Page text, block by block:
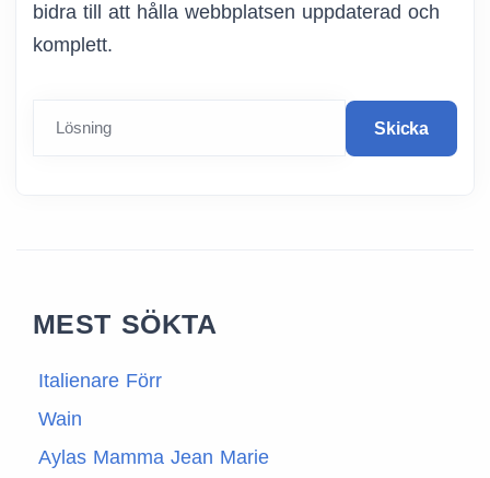
bidra till att hålla webbplatsen uppdaterad och
komplett.
Lösning Skicka
MEST SÖKTA
Italienare Förr
Wain
Aylas Mamma Jean Marie